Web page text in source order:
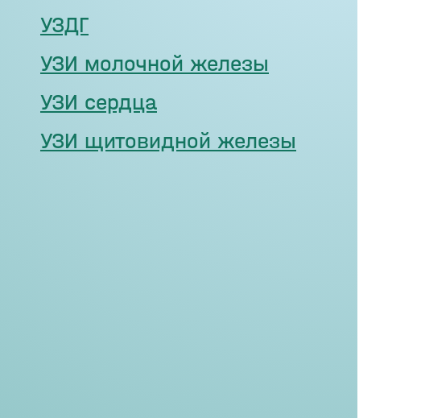
УЗДГ
УЗИ молочной железы
УЗИ сердца
УЗИ щитовидной железы